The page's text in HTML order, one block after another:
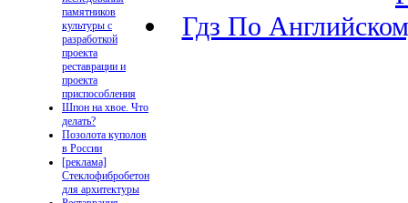
памятников
культуры с
разработкой
проекта
реставрации и
проекта
приспособления
Шпон на хвое. Что
делать?
Позолота куполов
в России
[реклама]
Стеклофибробетон
для архитектуры
Гдз По